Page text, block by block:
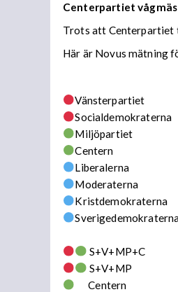
Centerpartiet
Trots att Centerpartiet
Här är Novus mätning
Mars
Miljöpartiet
Centern
Liberalerna
Moderaterna
S+V+MP+C
S+V+MP
Centern